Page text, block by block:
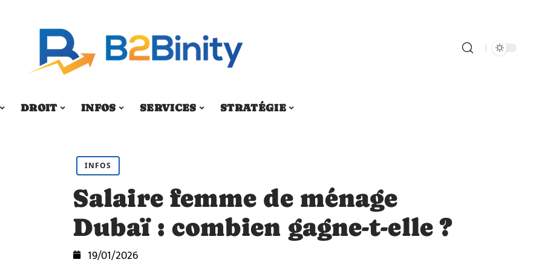
DROIT INFOS SERVICES STRATÉGIE
INFOS
Salaire femme de ménage
Dubaï : combien gagne-t-elle ?
19/01/2026